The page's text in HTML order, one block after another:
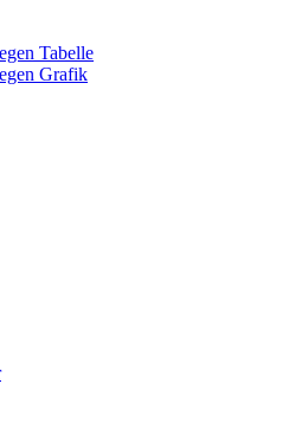
Tabelle
Grafik